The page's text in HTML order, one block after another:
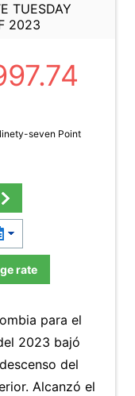
TUESDAY
2023
seven Point
rate
para el
2023 bajó
del
Alcanzó el